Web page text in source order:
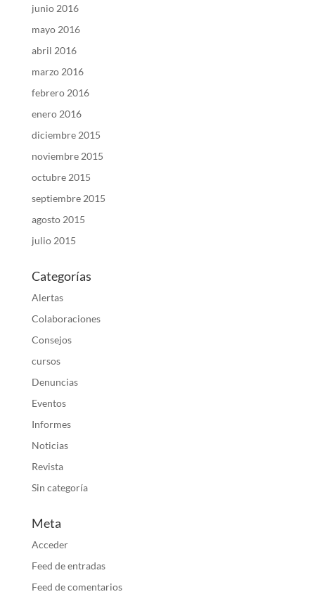
junio 2016
mayo 2016
abril 2016
marzo 2016
febrero 2016
enero 2016
diciembre 2015
noviembre 2015
octubre 2015
septiembre 2015
agosto 2015
julio 2015
Categorías
Alertas
Colaboraciones
Consejos
cursos
Denuncias
Eventos
Informes
Noticias
Revista
Sin categoría
Meta
Acceder
Feed de entradas
Feed de comentarios